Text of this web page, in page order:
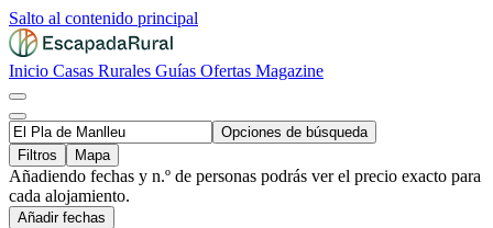
Salto al contenido principal
Inicio Casas Rurales Guías Ofertas Magazine
Opciones de búsqueda
Filtros
Mapa
Añadiendo fechas y n.º de personas podrás ver el precio exacto para
cada alojamiento.
Añadir fechas